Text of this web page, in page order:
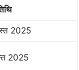
2025
2025